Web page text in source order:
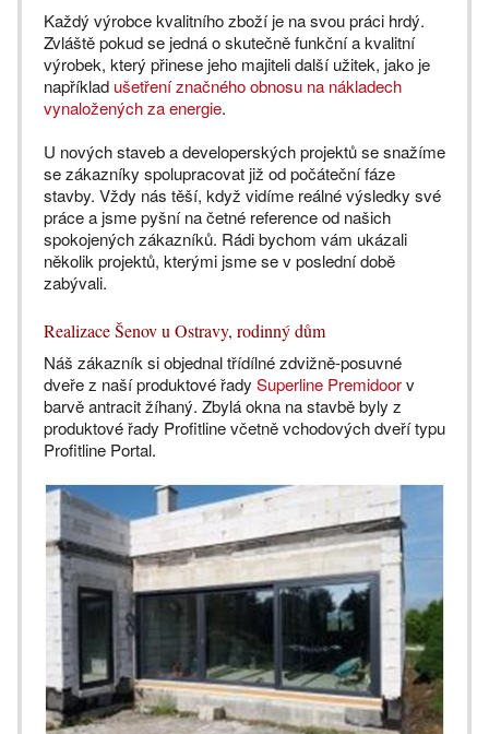
Každý výrobce kvalitního zboží je na svou práci hrdý.
Zvláště pokud se jedná o skutečně funkční a kvalitní
výrobek, který přinese jeho majiteli další užitek, jako je
například ušetření značného obnosu na nákladech
vynaložených za energie.
U nových staveb a developerských projektů se snažíme
se zákazníky spolupracovat již od počáteční fáze
stavby. Vždy nás těší, když vidíme reálné výsledky své
práce a jsme pyšní na četné reference od našich
spokojených zákazníků. Rádi bychom vám ukázali
několik projektů, kterými jsme se v poslední době
zabývali.
Realizace Šenov u Ostravy, rodinný dům
Náš zákazník si objednal třídílné zdvižně-posuvné
dveře z naší produktové řady Superline Premidoorv
barvě antracit žíhaný. Zbylá okna na stavbě byly z
produktové řady Profitline včetně vchodových dveří typu
Profitline Portal.